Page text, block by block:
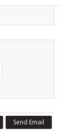
Send Email